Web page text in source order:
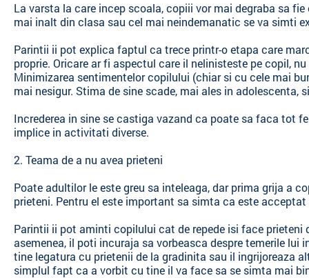
La varsta la care incep scoala, copiii vor mai degraba sa
mai inalt din clasa sau cel mai neindemanatic se va simti
Parintii ii pot explica faptul ca trece printr-o etapa care
proprie. Oricare ar fi aspectul care il nelinisteste pe copil,
Minimizarea sentimentelor copilului (chiar si cu cele mai
mai nesigur. Stima de sine scade, mai ales in
Increderea in sine se castiga vazand ca poate sa faca tot
implice in activitati diverse.
2. Teama de a nu avea prieteni
Poate adultilor le este greu sa inteleaga, dar prima grija a
prieteni. Pentru el este important sa simta ca este
Parintii ii pot aminti copilului cat de repede isi face prieteni
asemenea, il poti incuraja sa vorbeasca despre temerile lui
tine legatura cu prietenii de la gradinita sau il ingrijoreaza
simplul fapt ca a vorbit cu tine il va face sa se simta mai